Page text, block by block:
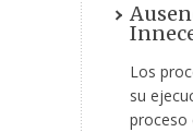
Los
su
proceso